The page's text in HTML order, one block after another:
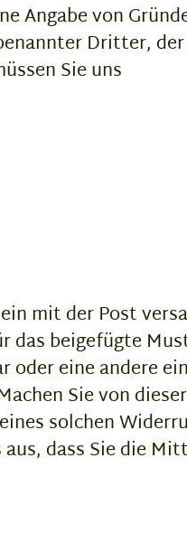
Angabe von
Dritter,
Sie uns
mit der Post
beigefügte
eine andere
Sie von
solchen
dass Sie die